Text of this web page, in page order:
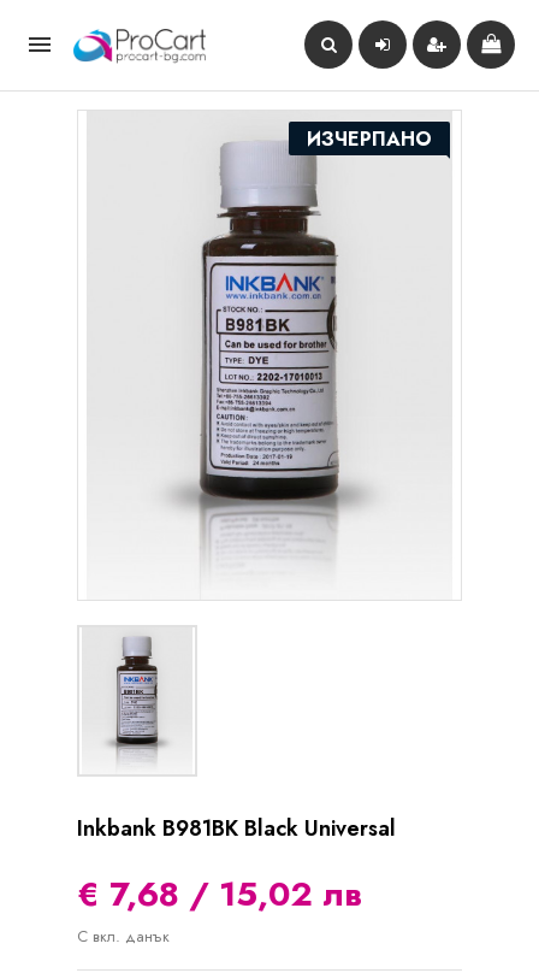

ИЗЧЕРПАНО
Inkbank B981BK Black Universal
€ 7,68 / 15,02 лв
С вкл. данък